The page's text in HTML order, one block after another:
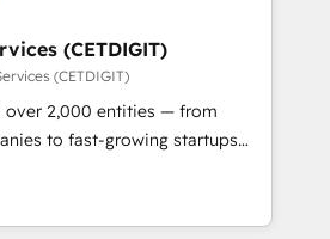
Partner 🏆2019
Impact Award 🏆2019
HubSpot Impact Award 🏆
HubSpot Impact Award 🏆2017
Agency of the Year 🏆2016
Impact Award 🏆2015
(CETDIGIT)
(CETDIGIT)
over 2,000 entities — from
to fast-growing startups
operations, scale
the full potential of HubSpot.
and industry expertise, we fuse